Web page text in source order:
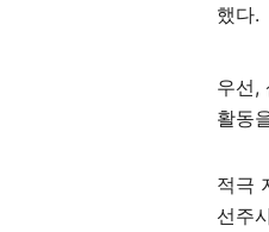
했다.
우선,
활동
적극
선주